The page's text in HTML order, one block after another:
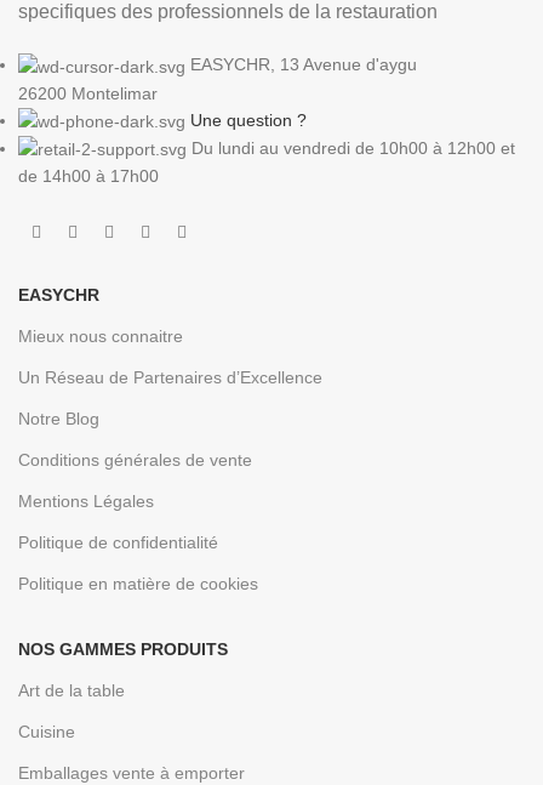
specifiques des professionnels de la restauration
EASYCHR, 13 Avenue d'aygu
26200 Montelimar
Une question ?
Du lundi au vendredi de 10h00 à 12h00 et
de 14h00 à 17h00
EASYCHR
Mieux nous connaitre
Un Réseau de Partenaires d’Excellence
Notre Blog
Conditions générales de vente
Mentions Légales
Politique de confidentialité
Politique en matière de cookies
NOS GAMMES PRODUITS
Art de la table
Cuisine
Emballages vente à emporter